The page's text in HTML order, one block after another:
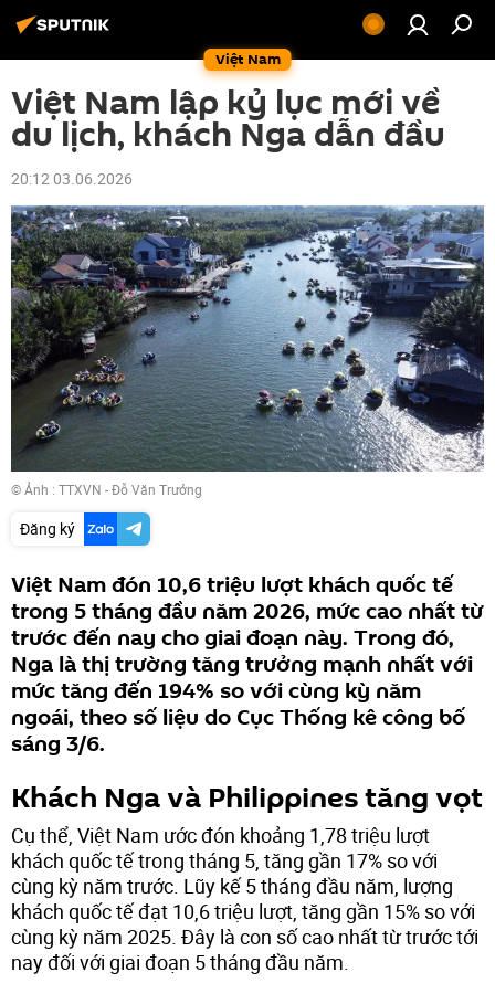
Việt Nam
Việt Nam lập kỷ lục mới về
du lịch, khách Nga dẫn đầu
20:12 03.06.2026
© Ảnh : TTXVN - Đỗ Văn Trưởng
Đăng ký
Việt Nam đón 10,6 triệu lượt khách quốc tế
trong 5 tháng đầu năm 2026, mức cao nhất từ
trước đến nay cho giai đoạn này. Trong đó,
Nga là thị trường tăng trưởng mạnh nhất với
mức tăng đến 194% so với cùng kỳ năm
ngoái, theo số liệu do Cục Thống kê công bố
sáng 3/6.
Khách Nga và Philippines tăng vọt
Cụ thể, Việt Nam ước đón khoảng 1,78 triệu lượt
khách quốc tế trong tháng 5, tăng gần 17% so với
cùng kỳ năm trước. Lũy kế 5 tháng đầu năm, lượng
khách quốc tế đạt 10,6 triệu lượt, tăng gần 15% so với
cùng kỳ năm 2025. Đây là con số cao nhất từ trước tới
nay đối với giai đoạn 5 tháng đầu năm.